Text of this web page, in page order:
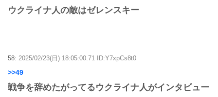
ウクライナ人の敵はゼレンスキー
58: 2025/02/23(日) 18:05:00.71 ID:Y7xpCs8t0
>>49
戦争を辞めたがってるウクライナ人がインタビュー